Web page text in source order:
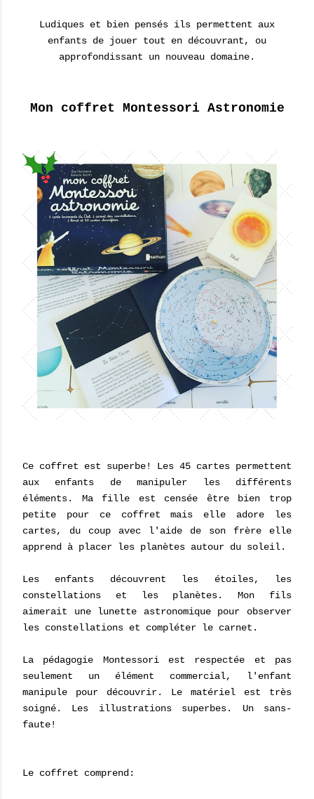
Ludiques et bien pensés ils permettent aux
enfants de jouer tout en découvrant, ou
approfondissant un nouveau domaine.
Mon coffret Montessori Astronomie
Ce coffret est superbe! Les 45 cartes permettent
aux enfants de manipuler les différents
éléments. Ma fille est censée être bien trop
petite pour ce coffret mais elle adore les
cartes, du coup avec l'aide de son frère elle
apprend à placer les planètes autour du soleil.
Les enfants découvrent les étoiles, les
constellations et les planètes. Mon fils
aimerait une lunette astronomique pour observer
les constellations et compléter le carnet.
La pédagogie Montessori est respectée et pas
seulement un élément commercial, l'enfant
manipule pour découvrir. Le matériel est très
soigné. Les illustrations superbes. Un sans-
faute!
Le coffret comprend: